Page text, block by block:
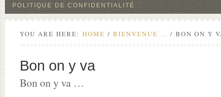
POLITIQUE DE CONFIDENTIALITÉ
YOU ARE HERE: HOME / BIENVENUE … / BON ON Y
Bon on y va
Bon on y va …